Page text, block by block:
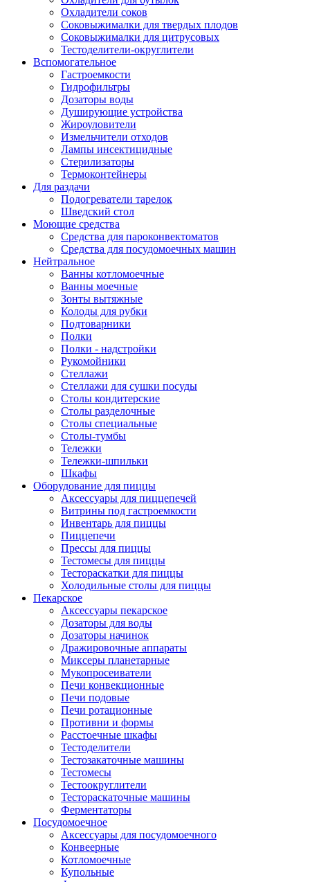
Охладители соков
Соковыжималки для твердых плодов
Соковыжималки для цитрусовых
Тестоделители-округлители
Вспомогательное
Гастроемкости
Гидрофильтры
Дозаторы воды
Душирующие устройства
Жироуловители
Измельчители отходов
Лампы инсектицидные
Стерилизаторы
Термоконтейнеры
Для раздачи
Подогреватели тарелок
Шведский стол
Моющие средства
Средства для пароконвектоматов
Средства для посудомоечных машин
Нейтральное
Ванны котломоечные
Ванны моечные
Зонты вытяжные
Колоды для рубки
Подтоварники
Полки
Полки - надстройки
Рукомойники
Стеллажи
Стеллажи для сушки посуды
Столы кондитерские
Столы разделочные
Столы специальные
Столы-тумбы
Тележки
Тележки-шпильки
Шкафы
Оборудование для пиццы
Аксессуары для пиццепечей
Витрины под гастроемкости
Инвентарь для пиццы
Пиццепечи
Прессы для пиццы
Тестомесы для пиццы
Тестораскатки для пиццы
Холодильные столы для пиццы
Пекарское
Аксессуары пекарское
Дозаторы для воды
Дозаторы начинок
Дражировочные аппараты
Миксеры планетарные
Мукопросеиватели
Печи конвекционные
Печи подовые
Печи ротационные
Противни и формы
Расстоечные шкафы
Тестоделители
Тестозакаточные машины
Тестомесы
Тестоокруглители
Тестораскаточные машины
Ферментаторы
Посудомоечное
Аксессуары для посудомоечного
Конвеерные
Котломоечные
Купольные